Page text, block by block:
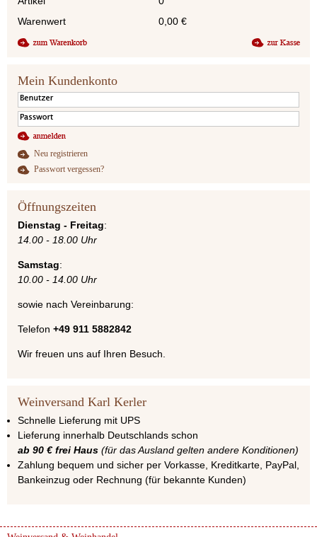
Warenwert
0,00 €
Mein Kundenkonto
Neu registrieren
Passwort vergessen?
Öffnungszeiten
Dienstag - Freitag:
14.00 - 18.00 Uhr
Samstag:
10.00 - 14.00 Uhr
sowie nach Vereinbarung:
Telefon +49 911 5882842
Wir freuen uns auf Ihren Besuch.
Weinversand Karl Kerler
Schnelle Lieferung mit UPS
Lieferung innerhalb Deutschlands schon
ab 90 € frei Haus (für das Ausland gelten andere Konditionen)
Zahlung bequem und sicher per Vorkasse, Kreditkarte, PayPal,
Bankeinzug oder Rechnung (für bekannte Kunden)